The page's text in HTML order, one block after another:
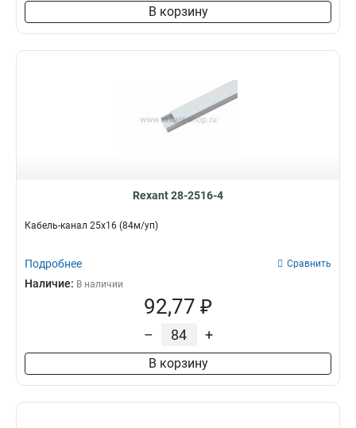
В корзину
Rexant 28-2516-4
Кабель-канал 25х16 (84м/уп)
Подробнее Сравнить
Наличие: В наличии
92,77 ₽
– +
В корзину